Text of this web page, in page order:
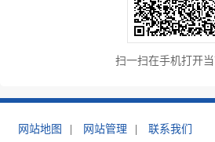
扫一扫在手机打开
网站地图 网站管理 联系我们